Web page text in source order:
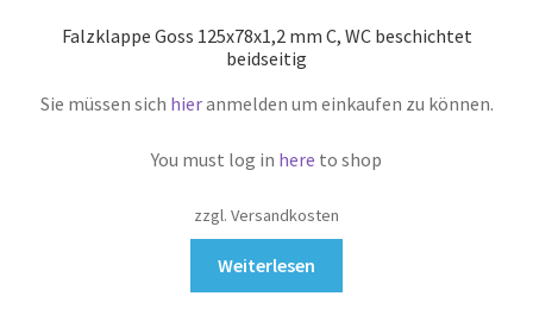
Falzklappe Goss 125x78x1,2 mm C, WC beschichtet
beidseitig
Sie müssen sich hieranmelden um einkaufen zu können.
You must log in here to shop
zzgl. Versandkosten
Weiterlesen